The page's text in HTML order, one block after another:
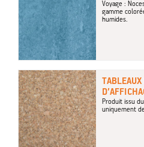
Voyage :
gamme
humides.
Produit issu
uniquement